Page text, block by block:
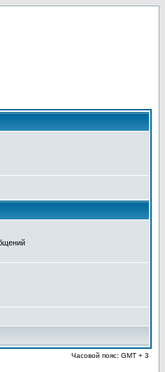
Часовой пояс: GMT + 3